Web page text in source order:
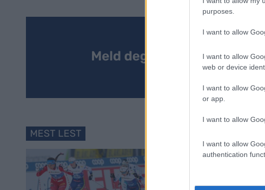
purposes.
I want to allow
I want to allow
web or device
I want to allow
or app.
I want to allow
I want to allow
authentication
Meld deg på vårt
MEST LEST